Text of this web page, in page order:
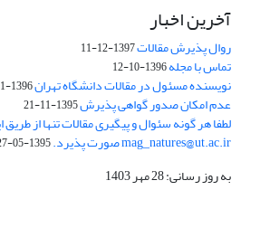
آخرین اخبار
روال پذیرش مقالات1397-12-11
تماس با مجله1396-10-12
نویسنده مسئول در مقالات دانشگاه تهران1396-01-11
عدم امکان صدور گواهی پذیرش1395-11-21
لطفا هر گونه سئوال و پیگیری مقالات تنها از طریق
mag_natures@ut.ac.ir صورت پذیرد. 1395-05-27
به روز رسانی: 28 مهر 1403